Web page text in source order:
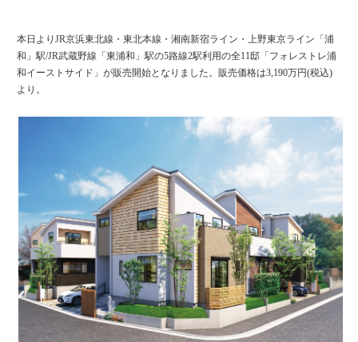
本日よりJR京浜東北線・東北本線・湘南新宿ライン・上野東京ライン「浦
和」駅/JR武蔵野線「東浦和」駅の5路線2駅利用の全11邸「フォレストレ浦
和イーストサイド」が販売開始となりました。販売価格は3,190万円(税込)
より。